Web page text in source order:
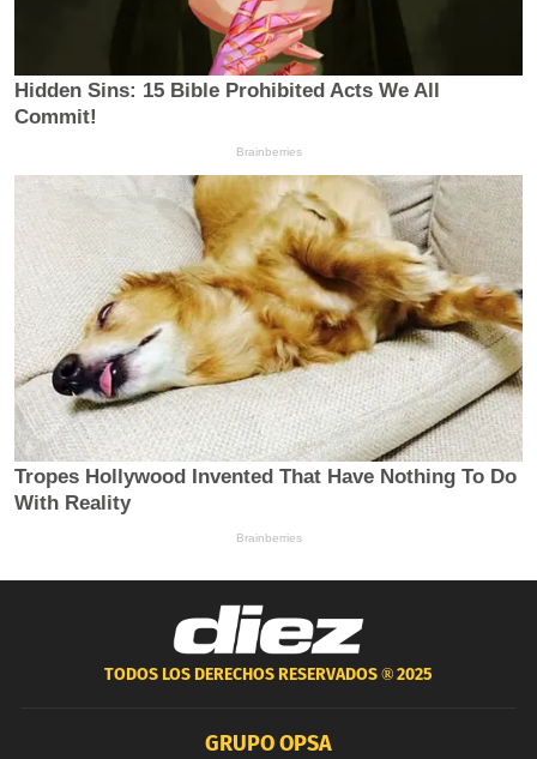
TODOS LOS DERECHOS RESERVADOS ®2025
GRUPO OPSA